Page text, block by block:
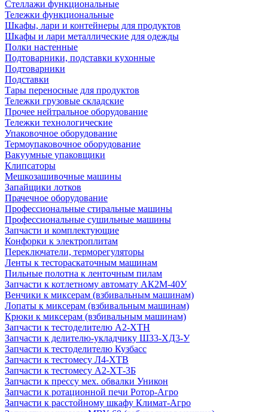
Стеллажи функциональные
Тележки функциональные
Шкафы, лари и контейнеры для продуктов
Шкафы и лари металлические для одежды
Полки настенные
Подтоварники, подставки кухонные
Подтоварники
Подставки
Тары переносные для продуктов
Тележки грузовые складские
Прочее нейтральное оборудование
Тележки технологические
Упаковочное оборудование
Термоупаковочное оборудование
Вакуумные упаковщики
Клипсаторы
Мешкозашивочные машины
Запайщики лотков
Прачечное оборудование
Профессиональные стиральные машины
Профессиональные сушильные машины
Запчасти и комплектующие
Конфорки к электроплитам
Переключатели, терморегуляторы
Ленты к тестораскаточным машинам
Пильные полотна к ленточным пилам
Запчасти к котлетному автомату АК2М-40У
Венчики к миксерам (взбивальным машинам)
Лопаты к миксерам (взбивальным машинам)
Крюки к миксерам (взбивальным машинам)
Запчасти к тестоделителю А2-ХТН
Запчасти к делителю-укладчику Ш33-ХД3-У
Запчасти к тестоделителю Кузбасс
Запчасти к тестомесу Л4-ХТВ
Запчасти к тестомесу А2-ХТ-3Б
Запчасти к прессу мех. обвалки Уникон
Запчасти к ротационной печи Ротор-Агро
Запчасти к расстойному шкафу Климат-Агро